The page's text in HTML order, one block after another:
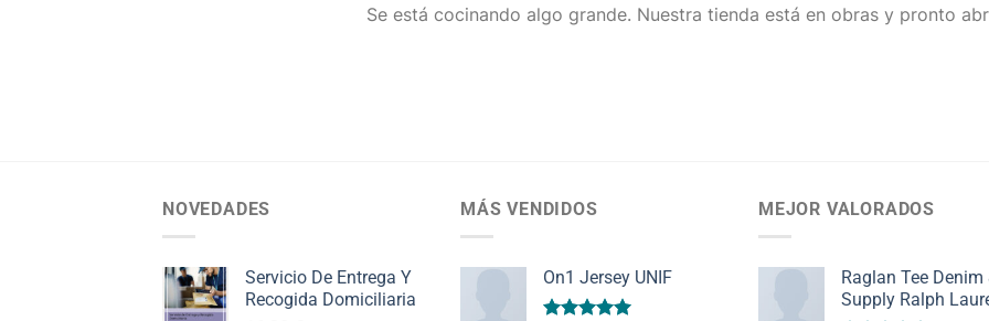
Se está cocinando algo grande. Nuestra tienda está en obras y pronto
NOVEDADES
Servicio De Entrega Y
Recogida Domiciliaria
MÁS VENDIDOS
On1 Jersey UNIF
MEJOR VALORADOS
Raglan Tee Denim
Supply Ralph